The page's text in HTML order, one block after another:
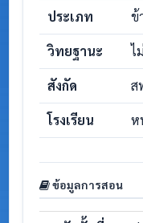
ประเภท ข้
วิทยฐานะ ไ
สังกัด ส
โรงเรียน ห
ข้อมูลการสอน